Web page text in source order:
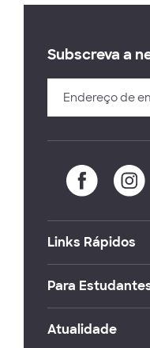
Subscreva a
Links Rápidos
Para
Atualidade